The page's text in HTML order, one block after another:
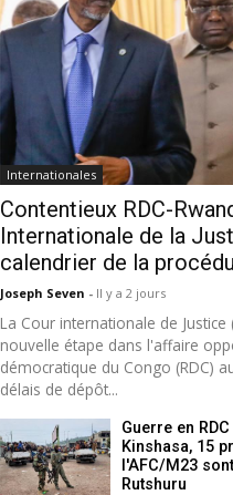
Internationales
Contentieux RDC-
Internationale de la
calendrier de la
Joseph Seven - Il y a 2 jours
La Cour internationale de Justice
nouvelle étape dans l'affaire
démocratique du Congo (RDC)
délais de dépôt...
Guerre en
Kinshasa, 15
l'AFC/M23
Rutshuru